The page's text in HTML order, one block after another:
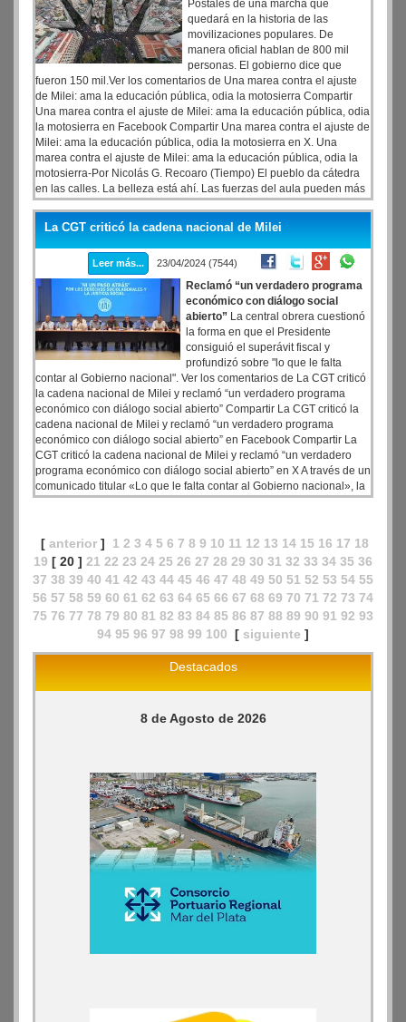
Postales de una marcha que
quedará en la historia de las
movilizaciones populares. De
manera oficial hablan de 800 mil
personas. El gobierno dice que
fueron 150 mil.Ver los comentarios de Una marea contra el ajuste
de Milei: ama la educación pública, odia la motosierra Compartir
Una marea contra el ajuste de Milei: ama la educación pública, odia
la motosierra en Facebook Compartir Una marea contra el ajuste de
Milei: ama la educación pública, odia la motosierra en X. Una
marea contra el ajuste de Milei: ama la educación pública, odia la
motosierra-Por Nicolás G. Recoaro (Tiempo) El pueblo da cátedra
en las calles. La belleza está ahí. Las fuerzas del aula pueden más
que las fuerzas del cielo, como reza uno de los miles de carteles.
Clase magistral a cielo abierto: en la tarde del martes el centro
porteño se transforma en un aula magna monumental. Va desde el
barrio de Congreso hasta la Plaza de Mayo y mucho más allá. Son
cientos de miles.
La CGT criticó la cadena nacional de Milei
Leer más... 23/04/2024 (7544)
Reclamó “un verdadero programa
económico con diálogo social
abierto” La central obrera cuestionó
la forma en que el Presidente
consiguió el superávit fiscal y
profundizó sobre "lo que le falta
contar al Gobierno nacional". Ver los comentarios de La CGT criticó
la cadena nacional de Milei y reclamó “un verdadero programa
económico con diálogo social abierto” Compartir La CGT criticó la
cadena nacional de Milei y reclamó “un verdadero programa
económico con diálogo social abierto” en Facebook Compartir La
CGT criticó la cadena nacional de Milei y reclamó “un verdadero
programa económico con diálogo social abierto” en X A través de un
comunicado titular «Lo que le falta contar al Gobierno nacional», la
central obrera analizó los dichos del jefe de Estado en la cadena
[ anterior ] 1 2 3 4 5 6 7 8 9 10 11 12 13 14 15 16 17 18
19 [ 20 ] 21 22 23 24 25 26 27 28 29 30 31 32 33 34 35 36
37 38 39 40 41 42 43 44 45 46 47 48 49 50 51 52 53 54 55
56 57 58 59 60 61 62 63 64 65 66 67 68 69 70 71 72 73 74
75 76 77 78 79 80 81 82 83 84 85 86 87 88 89 90 91 92 93
94 95 96 97 98 99 100 [ siguiente ]
Destacados
8 de Agosto de 2026